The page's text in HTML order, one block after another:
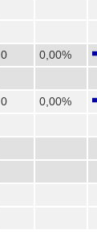
0
0,00%
0
0,00%